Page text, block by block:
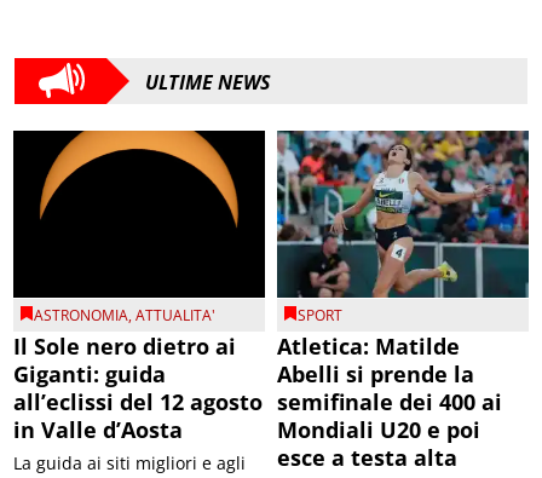
ULTIME NEWS
ASTRONOMIA,ATTUALITA'
Il Sole nero dietro ai
Giganti: guida
all’eclissi del 12 agosto
in Valle d’Aosta
La guida ai siti migliori e agli
SPORT
Atletica: Matilde
Abelli si prende la
semifinale dei 400 ai
Mondiali U20 e poi
esce a testa alta